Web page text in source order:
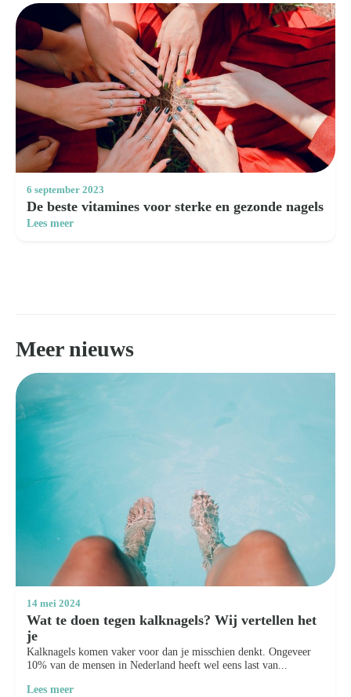
6 september 2023
De beste vitamines voor sterke en gezonde nagels
Lees meer
Meer nieuws
14 mei 2024
Wat te doen tegen kalknagels? Wij vertellen het
je
Kalknagels komen vaker voor dan je misschien denkt. Ongeveer
10% van de mensen in Nederland heeft wel eens last van...
Lees meer